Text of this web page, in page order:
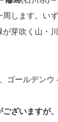
します。い
芽吹く山・
ゴールデン
ございますが